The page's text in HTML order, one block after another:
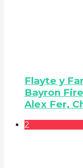
Flayte y
Bayron
Alex Fer,
2